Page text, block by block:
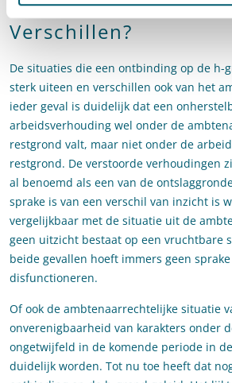
Verschillen?
De situaties die een ontbinding op de h-
sterk uiteen en verschillen ook van het
ieder geval is duidelijk dat een
arbeidsverhouding wel onder de
restgrond valt, maar niet onder de
restgrond. De verstoorde verhoudingen
al benoemd als een van de
sprake is van een verschil van inzicht is
vergelijkbaar met de situatie uit de
geen uitzicht bestaat op een vruchtbare
beide gevallen hoeft immers geen
disfunctioneren.
Of ook de ambtenaarrechtelijke situatie
onverenigbaarheid van karakters onder
ongetwijfeld in de komende periode in
duidelijk worden. Tot nu toe heeft dat